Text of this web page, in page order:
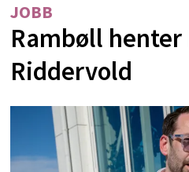
JOBB
Rambøll henter
Riddervold